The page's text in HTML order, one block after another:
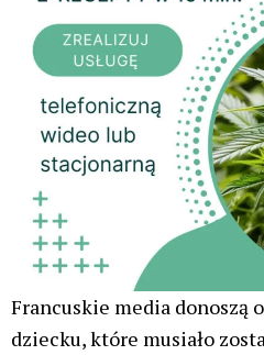
Francuskie media donoszą
dziecku, które musiało